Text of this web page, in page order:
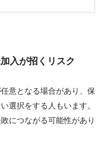
入が招くリスク
意となる場合があり、保
選択をする人もいます。
につながる可能性があり